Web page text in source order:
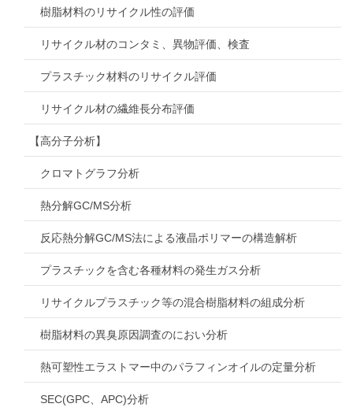
樹脂材料のリサイクル性の評価
リサイクル材のコンタミ、異物評価、検査
プラスチック材料のリサイクル評価
リサイクル材の繊維長分布評価
【高分子分析】
クロマトグラフ分析
熱分解GC/MS分析
反応熱分解GC/MS法による液晶ポリマーの構造解析
プラスチックを含む各種材料の発生ガス分析
リサイクルプラスチック等の混合樹脂材料の組成分析
樹脂材料の異臭原因調査のにおい分析
熱可塑性エラストマー中のパラフィンオイルの定量分析
SEC(GPC、APC)分析